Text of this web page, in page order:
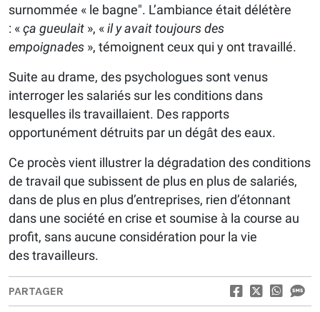
surnommée « le bagne". L’ambiance était délétère
: «ça gueulait », «il y avait toujours des
empoignades », témoignent ceux qui y ont travaillé.
Suite au drame, des psychologues sont venus
interroger les salariés sur les conditions dans
lesquelles ils travaillaient. Des rapports
opportunément détruits par un dégât des eaux.
Ce procès vient illustrer la dégradation des conditions
de travail que subissent de plus en plus de salariés,
dans de plus en plus d’entreprises, rien d’étonnant
dans une société en crise et soumise à la course au
profit, sans aucune considération pour la vie
des travailleurs.
PARTAGER